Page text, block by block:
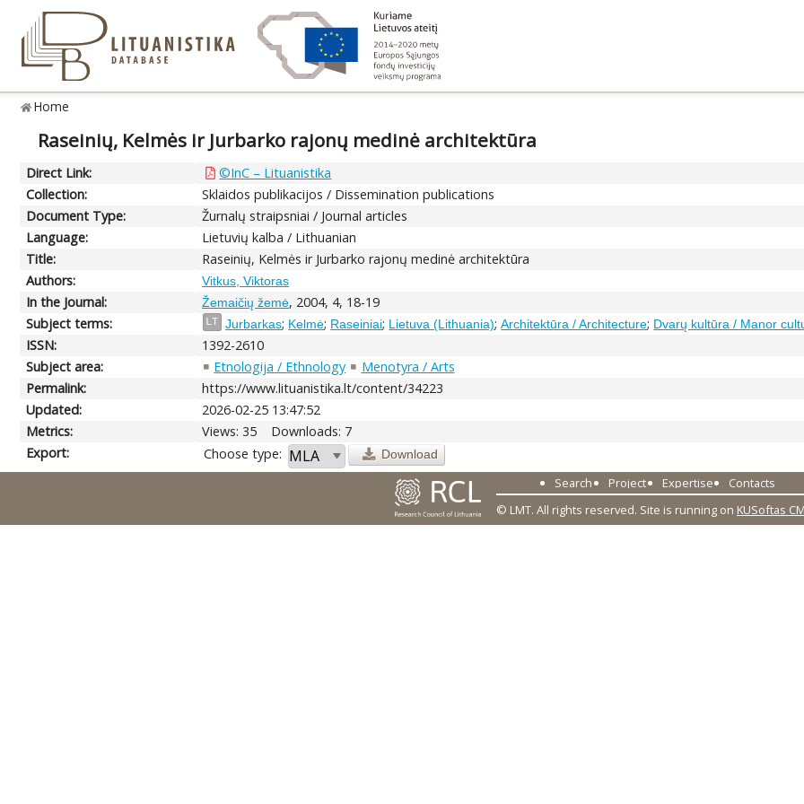
Home
Raseinių, Kelmės ir Jurbarko rajonų medinė architektūra
Direct Link:
©InC – Lituanistika
Collection:
Sklaidos publikacijos / Dissemination publications
Document Type:
Žurnalų straipsniai / Journal articles
Language:
Lietuvių kalba / Lithuanian
Title:
Raseinių, Kelmės ir Jurbarko rajonų medinė architektūra
Authors:
Vitkus, Viktoras
In the Journal: Žemaičių žemė, 2004, 4, 18-19
Subject terms:
LT Jurbarkas; Kelmė; Raseiniai; Lietuva (Lithuania);Architektūra / Architecture; Dvarų kultūra / Manor
ISSN:
1392-2610
Subject area:
Etnologija / Ethnology
Menotyra / Arts
Permalink:
https://www.lituanistika.lt/content/34223
Updated:
2026-02-25 13:47:52
Metrics:
Views: 35
Downloads: 7
Export:
Choose type: Download
Search Project Expertise
Contacts
© LMT. All rights reserved. Site is running on KUSoftas